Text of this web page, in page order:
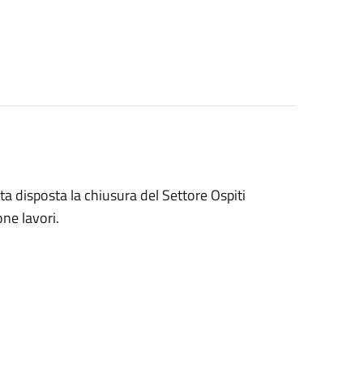
disposta la chiusura del Settore Ospiti
lavori.